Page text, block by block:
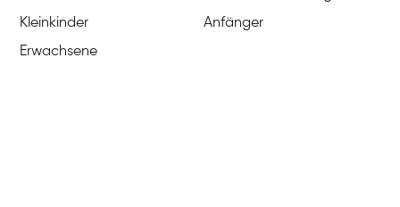
Kleinkinder
Anfänger
Erwachsene